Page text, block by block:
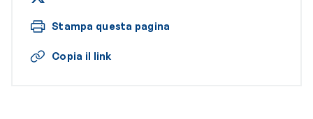
Stampa questa pagina
Copia il link